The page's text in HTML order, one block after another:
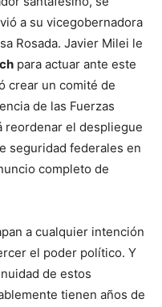
a su vicegobernadora
Rosada. Javier Milei le
para actuar ante este
crear un comité de
de las Fuerzas
reordenar el despliegue
seguridad federales en
completo de
a cualquier intención
el poder político. Y
de estos
tienen años de